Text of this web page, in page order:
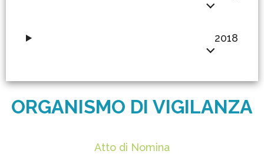
2018
ORGANISMO DI VIGILANZA
Atto di Nomina